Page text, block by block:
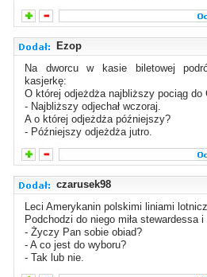
Ezop
Na dworcu w kasie biletowej
kasjerkę:
O której odjeżdża najbliższy pociąg do
- Najbliższy odjechał wczoraj.
A o której odjeżdża późniejszy?
- Późniejszy odjeżdża jutro.
czarusek98
Leci Amerykanin polskimi liniami
Podchodzi do niego miła stewardessa
- Życzy Pan sobie obiad?
- A co jest do wyboru?
- Tak lub nie.